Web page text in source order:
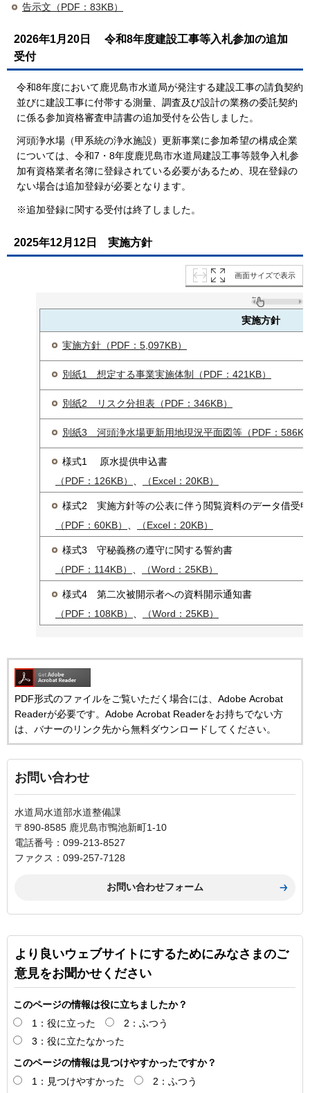
告示文（PDF：83KB）
2026年1月20日 令和8年度建設工事等入札参加の追加
受付
令和8年度において鹿児島市水道局が発注する建設工事の請負契約
並びに建設工事に付帯する測量、調査及び設計の業務の委託契約
に係る参加資格審査申請書の追加受付を公告しました。
河頭浄水場（甲系統の浄水施設）更新事業に参加希望の構成企業
については、令和7・8年度鹿児島市水道局建設工事等競争入札参
加有資格業者名簿に登録されている必要があるため、現在登録の
ない場合は追加登録が必要となります。
※追加登録に関する受付は終了しました。
2025年12月12日 実施方針
画面サイズで表示
実施方針
実施方針（PDF：5,097KB）
別紙1 想定する事業実施体制（PDF：421KB）
別紙2 リスク分担表（PDF：346KB）
別紙3 河頭浄水場更新用地現況平面図等（PDF：
様式1 原水提供申込書
（PDF：126KB）
（Excel：20KB）
様式2 実施方針等の公表に伴う閲覧資料のデータ借受
（PDF：60KB）
（Excel：20KB）
様式3 守秘義務の遵守に関する誓約書
（PDF：114KB）
（Word：25KB）
様式4 第⼆次被開⽰者への資料開⽰通知書
（PDF：108KB）
（Word：25KB）
PDF形式のファイルをご覧いただく場合には、Adobe Acrobat
Readerが必要です。Adobe Acrobat Readerをお持ちでない方
は、バナーのリンク先から無料ダウンロードしてください。
お問い合わせ
水道局水道部水道整備課
〒890-8585 鹿児島市鴨池新町1-10
電話番号：099-213-8527
ファクス：099-257-7128
より良いウェブサイトにするためにみなさまのご
意見をお聞かせください
このページの情報は役に立ちましたか？
1：役に立った
2：ふつう
3：役に立たなかった
このページの情報は見つけやすかったですか？
1：見つけやすかった
2：ふつう